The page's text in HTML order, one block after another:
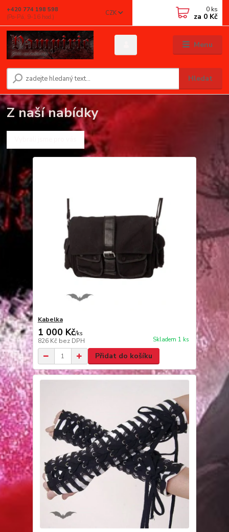
Menu
CZK
Hledat
+420 774 198 598
(Po-Pá, 9-16 hod.)
0 ks
za 0 Kč
Z naší nabídky
Kabelka
1 000 Kč/ks
826 Kč bez DPH Skladem 1 ks
Přidat do košíku